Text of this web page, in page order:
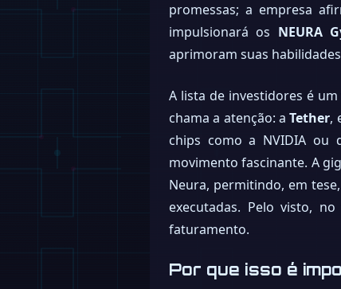
promessas; a empresa
impulsionará os NEURA
aprimoram suas
A lista de investidores é
chama a atenção: aTether,
chips como a NVIDIA ou
movimento fascinante. A
Neura, permitindo, em
executadas. Pelo visto,
faturamento.
Por que isso é